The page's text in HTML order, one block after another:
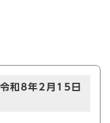
和8年2月15日